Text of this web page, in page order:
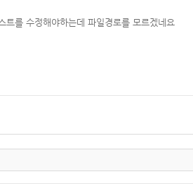
트를 수정해야하는데 파일경로를 모르겠네요